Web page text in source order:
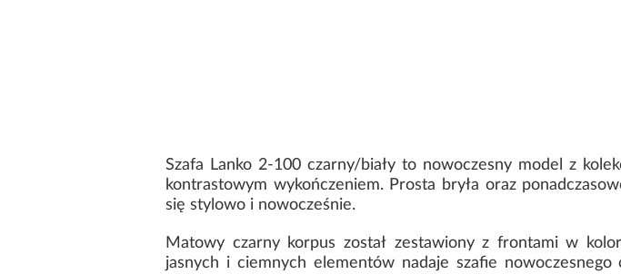
Szafa Lanko 2-100 czarny/biały to nowoczesny model z
kontrastowym wykończeniem. Prosta bryła oraz
się stylowo i nowocześnie.
Matowy czarny korpus został zestawiony z frontami w
jasnych i ciemnych elementów nadaje szafie